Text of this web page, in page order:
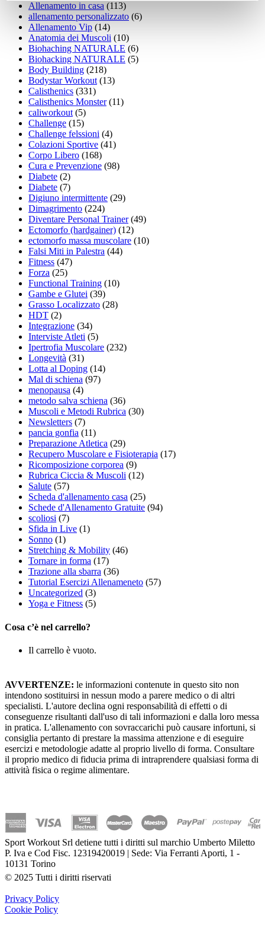
Allenamento in casa (113)
allenamento personalizzato (6)
Allenamento Vip (14)
Anatomia dei Muscoli (10)
Biohaching NATURALE (6)
Biohacking NATURALE (5)
Body Building (218)
Bodystar Workout(13)
Calisthenics (331)
Calisthenics Monster(11)
caliworkout(5)
Challenge (15)
Challenge felssioni (4)
Colazioni Sportive (41)
Corpo Libero (168)
Cura e Prevenzione (98)
Diabete (2)
Diabete (7)
Digiuno intermittente (29)
Dimagrimento (224)
Diventare Personal Trainer(49)
Ectomorfo (hardgainer) (12)
ectomorfo massa muscolare (10)
Falsi Miti in Palestra (44)
Fitness (47)
Forza (25)
Functional Training (10)
Gambe e Glutei (39)
Grasso Localizzato (28)
HDT (2)
Integrazione (34)
Interviste Atleti (5)
Ipertrofia Muscolare (232)
Longevità (31)
Lotta al Doping (14)
Mal di schiena (97)
menopausa (4)
metodo salva schiena (36)
Muscoli e Metodi Rubrica (30)
Newsletters (7)
pancia gonfia (11)
Preparazione Atletica (29)
Recupero Muscolare e Fisioterapia (17)
Ricomposizione corporea (9)
Rubrica Ciccia & Muscoli (12)
Salute (57)
Scheda d'allenamento casa (25)
Schede d'Allenamento Gratuite (94)
scoliosi (7)
Sfida in Live (1)
Sonno (1)
Stretching & Mobility (46)
Tornare in forma (17)
Trazione alla sbarra (36)
Tutorial Esercizi Allenameneto (57)
Uncategorized (3)
Yoga e Fitness (5)
Cosa c’è nel carrello?
Il carrello è vuoto.
AVVERTENZE: le informazioni contenute in questo sito non
intendono sostituirsi in nessun modo a parere medico o di altri
specialisti. L'autore declina ogni responsabilità di effetti o di
conseguenze risultanti dall'uso di tali informazioni e dalla loro messa
in pratica. L'allenamento con sovraccarichi può causare infortuni, si
consiglia pertanto di prestare la massima attenzione e di eseguire
esercizi e metodologie adatte al proprio livello di forma. Consultare
il proprio medico di fiducia prima di intraprendere qualsiasi forma di
attività fisica o regime alimentare.
Sport Workout Srl detiene tutti i diritti sul marchio Umberto Miletto
P. Iva e Cod Fisc. 12319420019 | Sede: Via Ferranti Aporti, 1 -
10131 Torino
© 2025 Tutti i diritti riservati
Privacy Policy
Cookie Policy